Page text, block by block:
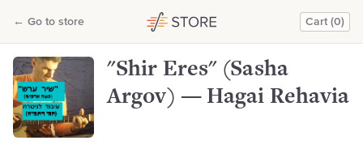
← Go to store Cart (0)
"Shir Eres" (Sasha Argov) — Hagai Rehavia
"Shir Eres" (Sasha
Argov) — Hagai Rehavia